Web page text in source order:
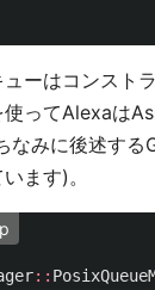
ーはコンスト
使ってAlexaは
なみに後述す
ます)。
::